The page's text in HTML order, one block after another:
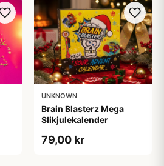
UNKNOWN
Brain Blasterz Mega
Slikjulekalender
79,00 kr